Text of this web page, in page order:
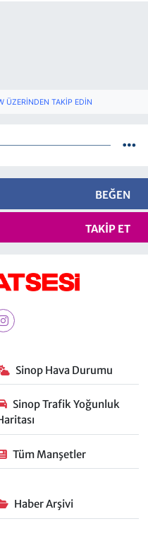
ÜZERINDEN TAKIP EDIN
BEĞEN
TAKIP ET
Sinop Hava Durumu
Sinop Trafik Yoğunluk
Tüm Manşetler
Haber Arşivi